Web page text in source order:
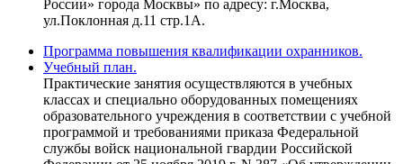
России» города Москвы» по адресу: г.Москва,
ул.Поклонная д.11 стр.1А.
Программа повышения квалификации охранников.
Учебный план.
Практические занятия осуществляются в учебных
классах и специально оборудованных помещениях
образовательного учреждения в соответствии с учебной
программой и требованиями приказа Федеральной
службы войск национальной гвардии Российской